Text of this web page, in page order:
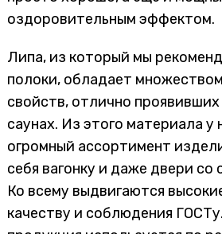
оздоровительным эффектом.
Липа, из который мы
полоки, обладает
свойств, отлично проявивших
саунах. Из этого материала у
огромный ассортимент
себя вагонку и даже двери со
Ко всему выдвигаются
качеству и соблюдения